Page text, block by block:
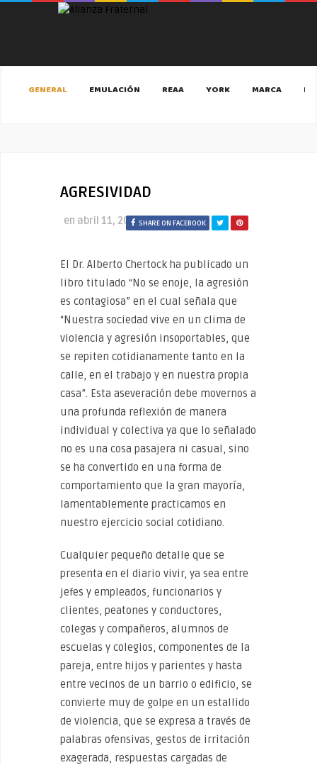
GENERAL EMULACIÓN REAA YORK MARCA
AGRESIVIDAD
en abril 11, 2020SHARE ON FACEBOOK
El Dr. Alberto Chertock ha publicado un
libro titulado “No se enoje, la agresión
es contagiosa” en el cual señala que
“Nuestra sociedad vive en un clima de
violencia y agresión insoportables, que
se repiten cotidianamente tanto en la
calle, en el trabajo y en nuestra propia
casa”. Esta aseveración debe movernos a
una profunda reflexión de manera
individual y colectiva ya que lo señalado
no es una cosa pasajera ni casual, sino
se ha convertido en una forma de
comportamiento que la gran mayoría,
lamentablemente practicamos en
nuestro ejercicio social cotidiano.
Cualquier pequeño detalle que se
presenta en el diario vivir, ya sea entre
jefes y empleados, funcionarios y
clientes, peatones y conductores,
colegas y compañeros, alumnos de
escuelas y colegios, componentes de la
pareja, entre hijos y parientes y hasta
entre vecinos de un barrio o edificio, se
convierte muy de golpe en un estallido
de violencia, que se expresa a través de
palabras ofensivas, gestos de irritación
exagerada, respuestas cargadas de